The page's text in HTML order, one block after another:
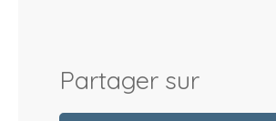
Partager sur